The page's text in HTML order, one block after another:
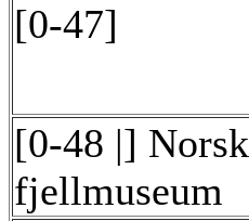
[0-47]
[0-48 |] Norsk
fjellmuseum